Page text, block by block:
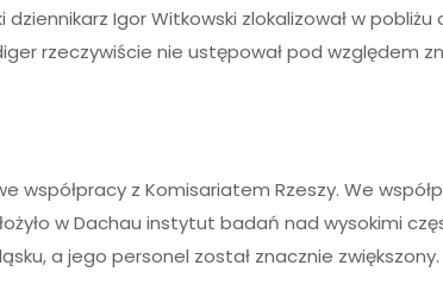
Igor Witkowski zlokalizował w
rzeczywiście nie ustępował pod względem
z Komisariatem Rzeszy. We
w Dachau instytut badań nad wysokimi
a jego personel został znacznie